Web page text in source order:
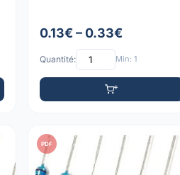
0.13€ – 0.33€
Quantité: Min: 1
PDF